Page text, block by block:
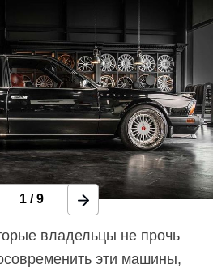
1 /9
владельцы не прочь
эти машины,